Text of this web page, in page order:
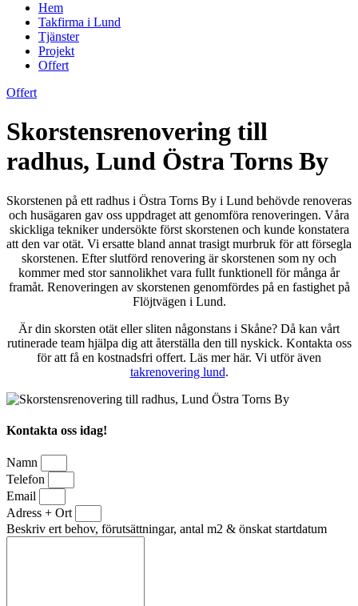
Hem
Takfirma i Lund
Tjänster
Projekt
Offert
Offert
Skorstensrenovering till
radhus, Lund Östra Torns By
Skorstenen på ett radhus i Östra Torns By i Lund behövde renoveras
och husägaren gav oss uppdraget att genomföra renoveringen. Våra
skickliga tekniker undersökte först skorstenen och kunde konstatera
att den var otät. Vi ersatte bland annat trasigt murbruk för att försegla
skorstenen. Efter slutförd renovering är skorstenen som ny och
kommer med stor sannolikhet vara fullt funktionell för många år
framåt. Renoveringen av skorstenen genomfördes på en fastighet på
Flöjtvägen i Lund.
Är din skorsten otät eller sliten någonstans i Skåne? Då kan vårt
rutinerade team hjälpa dig att återställa den till nyskick. Kontakta oss
för att få en kostnadsfri offert. Läs mer här. Vi utför även
takrenovering lund.
Kontakta oss idag!
Namn
Telefon
Email
Adress + Ort
Beskriv ert behov, förutsättningar, antal m2 & önskat startdatum